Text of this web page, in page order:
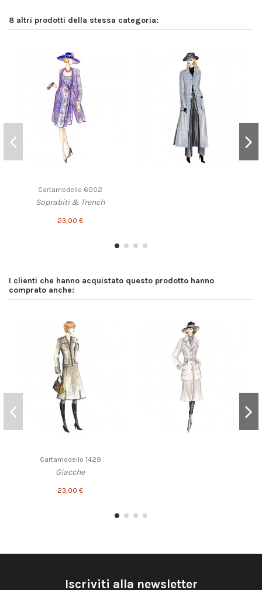
8 altri prodotti della stessa categoria:
Cartamodello 6002
Soprabiti & Trench
23,00 €
I clienti che hanno acquistato questo prodotto hanno
comprato anche:
Cartamodello 1429
Giacche
23,00 €
Iscriviti alla newsletter